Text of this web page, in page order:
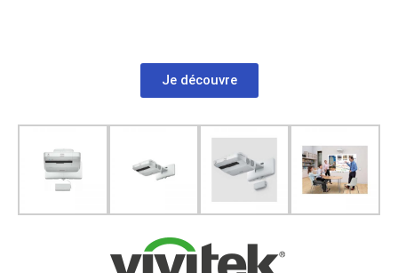
Je découvre